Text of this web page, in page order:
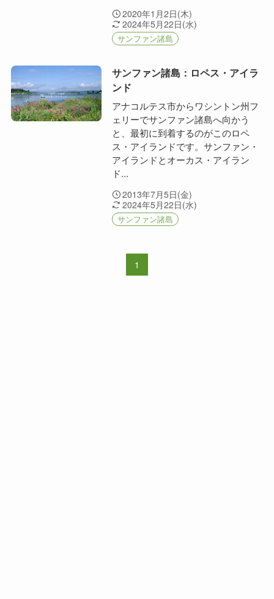
2020年1月2日(木)
2024年5月22日(水)
サンファン諸島
サンファン諸島：ロペス・アイラ
ンド
アナコルテス市からワシントン州フ
ェリーでサンファン諸島へ向かう
と、最初に到着するのがこのロペ
ス・アイランドです。サンファン・
アイランドとオーカス・アイラン
ド...
2013年7月5日(金)
2024年5月22日(水)
サンファン諸島
1